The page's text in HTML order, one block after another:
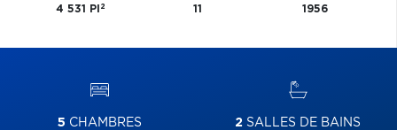
4 531 PI 2
11
1956
5 CHAMBRES 2 SALLES DE BAINS